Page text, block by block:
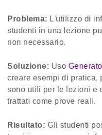
Problema: L'utilizzo di
studenti in una lezione
non necessario.
Soluzione: Uso
creare esempi di
sono utili per le lezioni e
trattati come prove reali.
Risultato: Gli studenti